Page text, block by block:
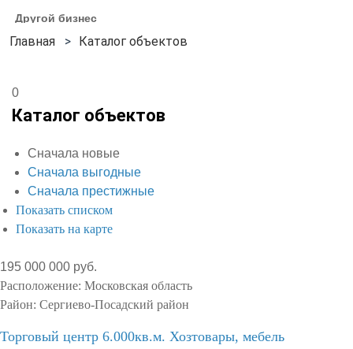
Другой бизнес
Каталог объектов
0
Каталог объектов
Сначала новые
Сначала выгодные
Сначала престижные
Показать списком
Показать на карте
195 000 000 руб.
Расположение: Московская область
Район: Сергиево-Посадский район
Торговый центр 6.000кв.м. Хозтовары, мебель